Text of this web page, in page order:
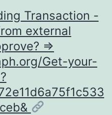
Transaction -
external
=>
Get-your-